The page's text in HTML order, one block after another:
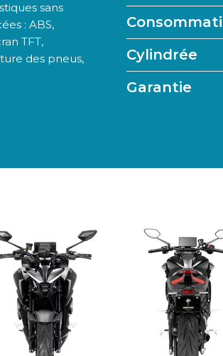
sans
: ABS,
TFT,
des pneus,
Cylindrée
Garantie